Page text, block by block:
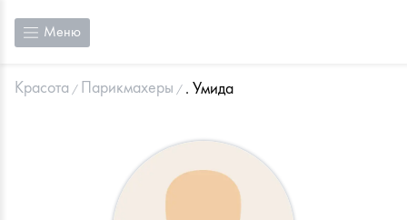
Меню
Красота Парикмахеры . Умида